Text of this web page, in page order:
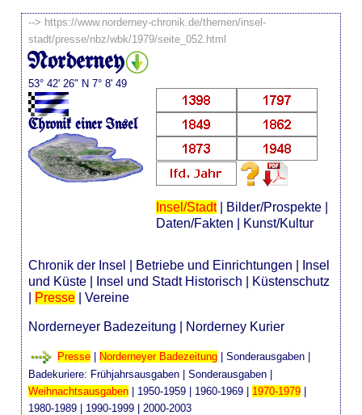
--> https://www.norderney-chronik.de/themen/insel-
stadt/presse/nbz/wbk/1979/seite_052.html
Norderney
53° 42' 26" N 7° 8' 49
Chronik einer Insel
Insel/Stadt| Bilder/Prospekte|
Daten/Fakten
Kunst/Kultur
Chronik der Insel Betriebe und Einrichtungen
Insel
und Küste
Insel und Stadt Historisch
Küstenschutz
Presse |Vereine
Norderneyer Badezeitung Norderney Kurier
Presse Norderneyer Badezeitung |Sonderausgaben
Badekuriere: Frühjahrsausgaben |Sonderausgaben |
Weihnachtsausgaben | 1950-1959 | 1960-1969 | 1970-1979 |
1980-1989 | 1990-1999 | 2000-2003